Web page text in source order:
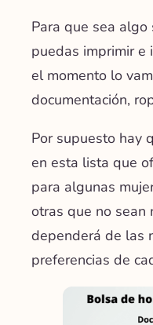
Para que sea
puedas imprimir e
el momento lo
documentación,
Por supuesto hay
en esta lista que
para algunas
otras que no sean
dependerá de las
preferencias de